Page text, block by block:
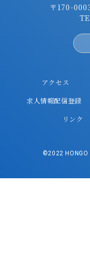
〒170-
アクセス
求人情報配信登録
リンク
©2022